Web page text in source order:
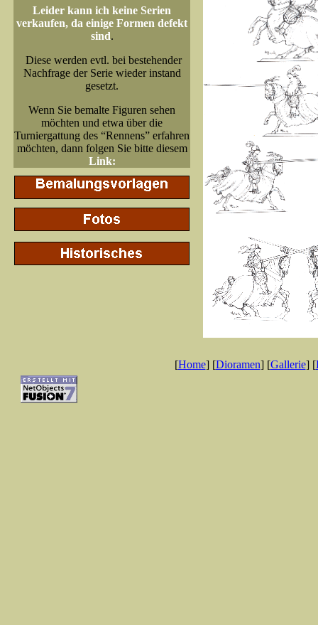
Leider kann ich keine Serien
verkaufen, da einige Formen defekt
sind.
Diese werden evtl. bei bestehender
Nachfrage der Serie wieder instand
gesetzt.
Wenn Sie bemalte Figuren sehen
möchten und etwa über die
Turniergattung des “Rennens” erfahren
möchten, dann folgen Sie bitte diesem
Link:
[Home] [Dioramen] [Gallerie] [